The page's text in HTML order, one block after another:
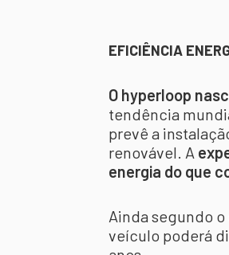
EFICIÊNCIA
O hyperloop
tendência
prevê a
renovável. A
energia do que
Ainda segundo o
veículo poderá